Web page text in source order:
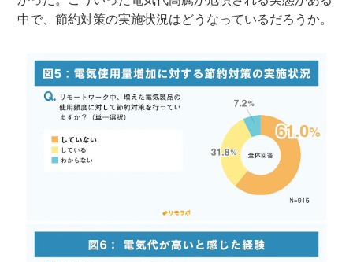
中で、節約対策の実施状況はどうなっているだろうか。